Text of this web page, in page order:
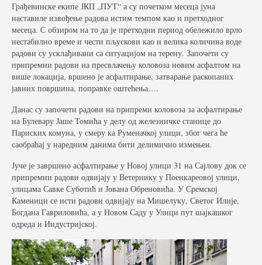
Фото галерија
Видео галерија
Контакт
Грађевинске екипе ЈКП „ПУТ“ а су почетком месеца јуна
наставиле извођење радова истим темпом као и претходног
месеца. С обзиром на то да је претходни период обележило врло
нестабилно време и чести пљускови као и велика количина воде
радови су усклађивани са ситуацијом на терену. Започети су
припремни радови на пресвлачењу коловоза новим асфалтом на
више локација, вршено је асфалтирање, затварање раскопаних
јавних површина, поправке оштећења….
Данас су започети радови на припреми коловоза за асфалтирање
на Булевару Јаше Томића у делу од железничке станице до
Париских комуна, у смеру ка Руменачкој улици, због чега ће
саобраћај у наредним данима бити делимично измењен.
Јуче је завршено асфалтирање у Новој улици 31 на Сајлову док се
припремни радови одвијају у Ветернику у Поенкареовој улици,
улицама Савке Суботић и Јована Обреновића. У Сремској
Каменици се исти радови одвијају на Мишелуку, Светог Илије,
Богдана Гавриловића, а у Новом Саду у Улици пут шајкашког
одреда и Индустријској.